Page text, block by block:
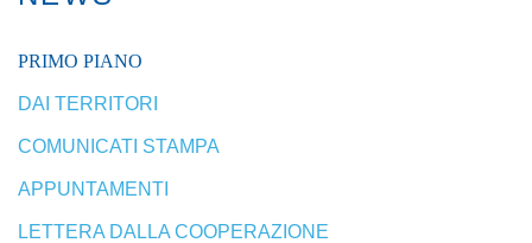
PRIMO PIANO
DAI TERRITORI
COMUNICATI STAMPA
APPUNTAMENTI
LETTERA DALLA COOPERAZIONE